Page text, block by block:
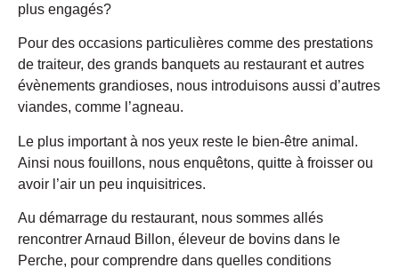
plus engagés?
Pour des occasions particulières comme des prestations
de traiteur, des grands banquets au restaurant et autres
évènements grandioses, nous introduisons aussi d’autres
viandes, comme l’agneau.
Le plus important à nos yeux reste le bien-être animal.
Ainsi nous fouillons, nous enquêtons, quitte à froisser ou
avoir l’air un peu inquisitrices.
Au démarrage du restaurant, nous sommes allés
rencontrer Arnaud Billon, éleveur de bovins dans le
Perche, pour comprendre dans quelles conditions